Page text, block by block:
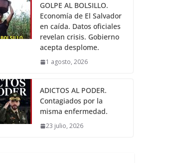
GOLPE AL BOLSILLO.
Economía de El Salvador
en caída. Datos oficiales
revelan crisis. Gobierno
acepta desplome.
1 agosto, 2026
ADICTOS AL PODER.
Contagiados por la
misma enfermedad.
23 julio, 2026